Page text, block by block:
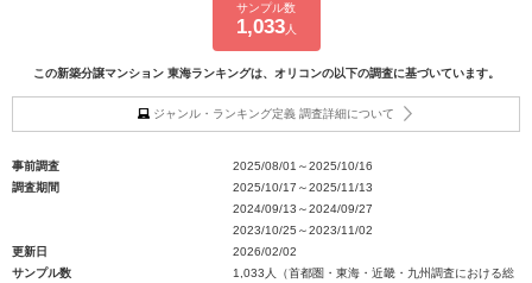
サンプル数
1,033人
この新築分譲マンション 東海ランキングは、オリコンの以下の調査に基づいています。
ジャンル・ランキング定義 調査詳細について
事前調査
2025/08/01～2025/10/16
調査期間
2025/10/17～2025/11/13
2024/09/13～2024/09/27
2023/10/25～2023/11/02
更新日
2026/02/02
サンプル数
1,033人（首都圏・東海・近畿・九州調査における総